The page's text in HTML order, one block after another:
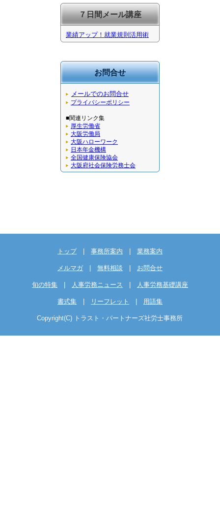
７日間メール講座
業績アップ！就業規則活用術
お問合せ
メールでのお問合せ
プライバシーポリシー
■関連リンク集
厚生労働省
大阪労働局
大阪ハローワーク
日本年金機構
全国健康保険協会
大阪府社会保険労務士会
トップ| 事務所案内 | 業務案内
メルマガ | 無料相談 | お問合せ
旬の特集 | 人事労務ニュース | 人事労務基礎講座
書式集 | リーフレット | 用語集
Copyright(C) トラスト・パートナーズ社労士事務所